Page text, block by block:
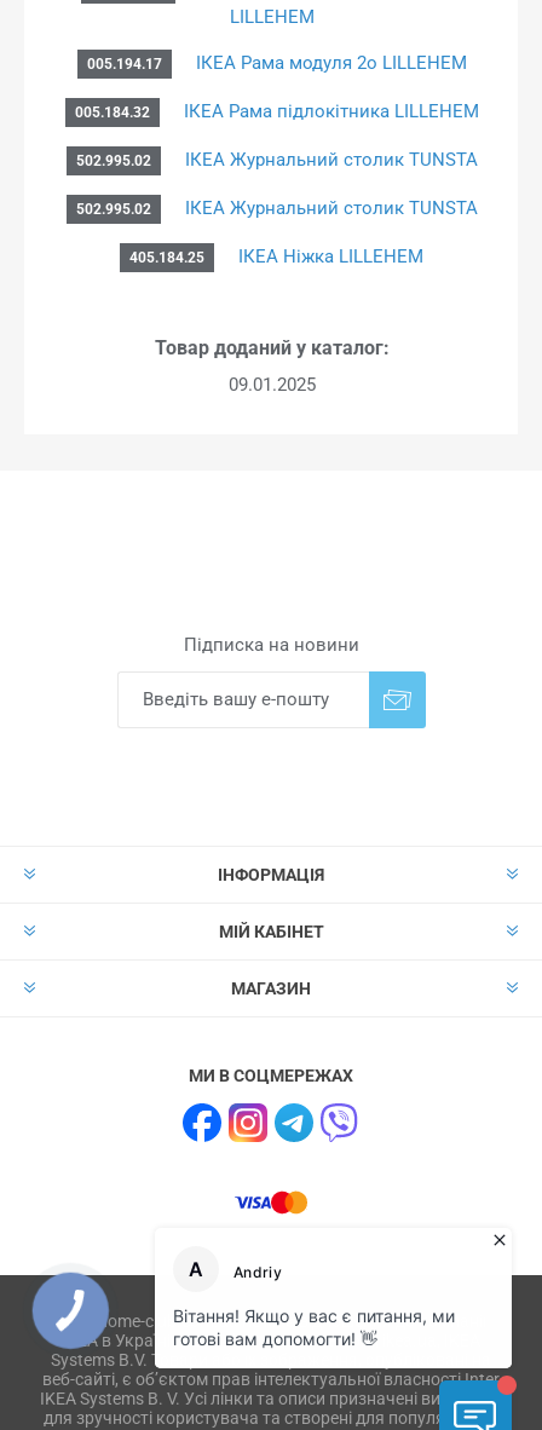
LILLEHEM
005.194.17 ІКЕА Рама модуля 2o LILLEHEM
005.184.32 ІКЕА Рама підлокітника LILLEHEM
502.995.02 ІКЕА Журнальний столик TUNSTA
502.995.02 ІКЕА Журнальний столик TUNSTA
405.184.25 ІКЕА Ніжка LILLEHEM
Товар доданий у каталог:
09.01.2025
Підписка на новини
ІНФОРМАЦІЯ
МІЙ КАБІНЕТ
МАГАЗИН
МИ В СОЦМЕРЕЖАХ
Сайт home-club.com.ua не має відношення до компанії
IKEA в Україні і не пов'язаний з ikea.com, ikea.ua, IKEA
Systems B.V. Товари або їх зображення, опубліковані на
веб-сайті, є об’єктом прав інтелектуальної власності Inter
IKEA Systems B. V. Усі лінки та описи призначені виключно
для зручності користувача та створені для популяризації